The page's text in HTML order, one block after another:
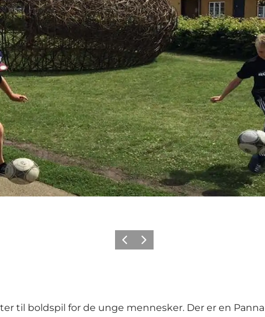
Previous
Next
til boldspil for de unge mennesker. Der er en